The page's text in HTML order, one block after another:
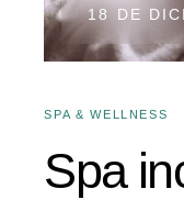
18 DE
SPA & WELLNESS
Spa